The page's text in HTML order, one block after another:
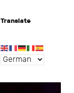
Translate